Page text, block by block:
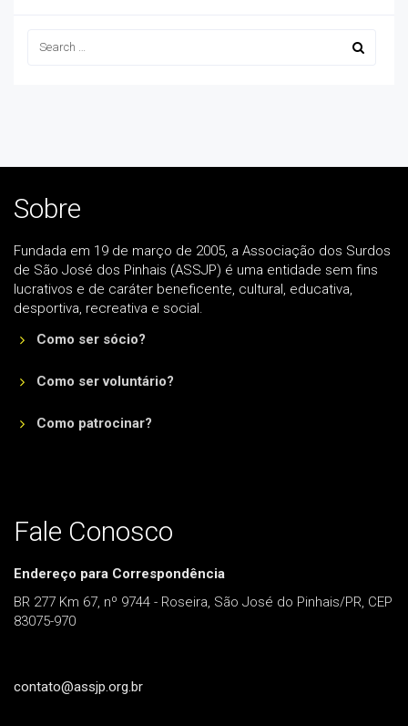
Sobre
Fundada em 19 de março de 2005, a Associação dos Surdos
de São José dos Pinhais (ASSJP) é uma entidade sem fins
lucrativos e de caráter beneficente, cultural, educativa,
desportiva, recreativa e social.
Como ser sócio?
Como ser voluntário?
Como patrocinar?
Fale Conosco
Endereço para Correspondência
BR 277 Km 67, nº 9744 - Roseira, São José do Pinhais/PR, CEP
83075-970
contato@assjp.org.br